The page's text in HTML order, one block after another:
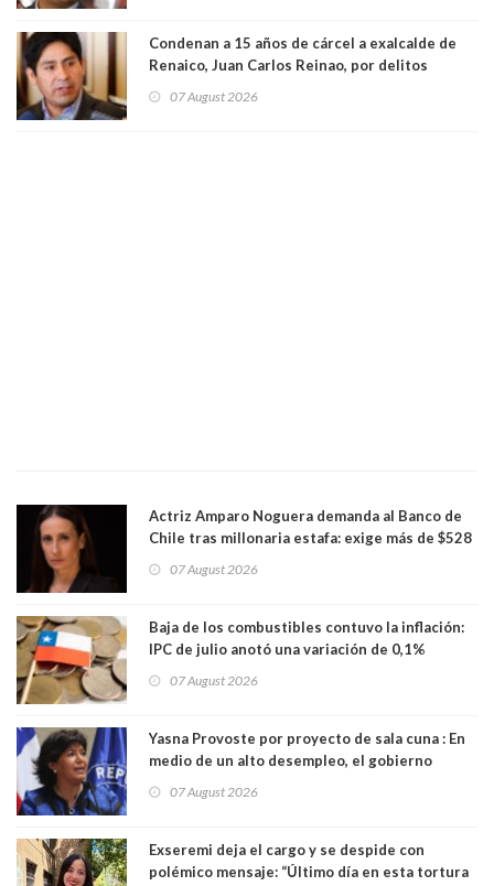
Condenan a 15 años de cárcel a exalcalde de
Renaico, Juan Carlos Reinao, por delitos
07 August 2026
Actriz Amparo Noguera demanda al Banco de
Chile tras millonaria estafa: exige más de $528
07 August 2026
Baja de los combustibles contuvo la inflación:
IPC de julio anotó una variación de 0,1%
07 August 2026
Yasna Provoste por proyecto de sala cuna : En
medio de un alto desempleo, el gobierno
07 August 2026
Exseremi deja el cargo y se despide con
polémico mensaje: “Último día en esta tortura